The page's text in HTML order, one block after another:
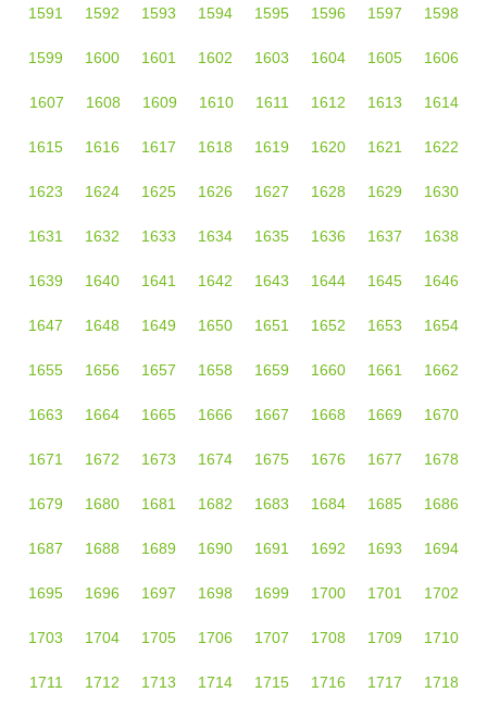
1591 1592 1593 1594 1595 1596 1597 1598
1599 1600 1601 1602 1603 1604 1605 1606
1607 1608 1609 1610 1611 1612 1613 1614
1615 1616 1617 1618 1619 1620 1621 1622
1623 1624 1625 1626 1627 1628 1629 1630
1631 1632 1633 1634 1635 1636 1637 1638
1639 1640 1641 1642 1643 1644 1645 1646
1647 1648 1649 1650 1651 1652 1653 1654
1655 1656 1657 1658 1659 1660 1661 1662
1663 1664 1665 1666 1667 1668 1669 1670
1671 1672 1673 1674 1675 1676 1677 1678
1679 1680 1681 1682 1683 1684 1685 1686
1687 1688 1689 1690 1691 1692 1693 1694
1695 1696 1697 1698 1699 1700 1701 1702
1703 1704 1705 1706 1707 1708 1709 1710
1711 1712 1713 1714 1715 1716 1717 1718